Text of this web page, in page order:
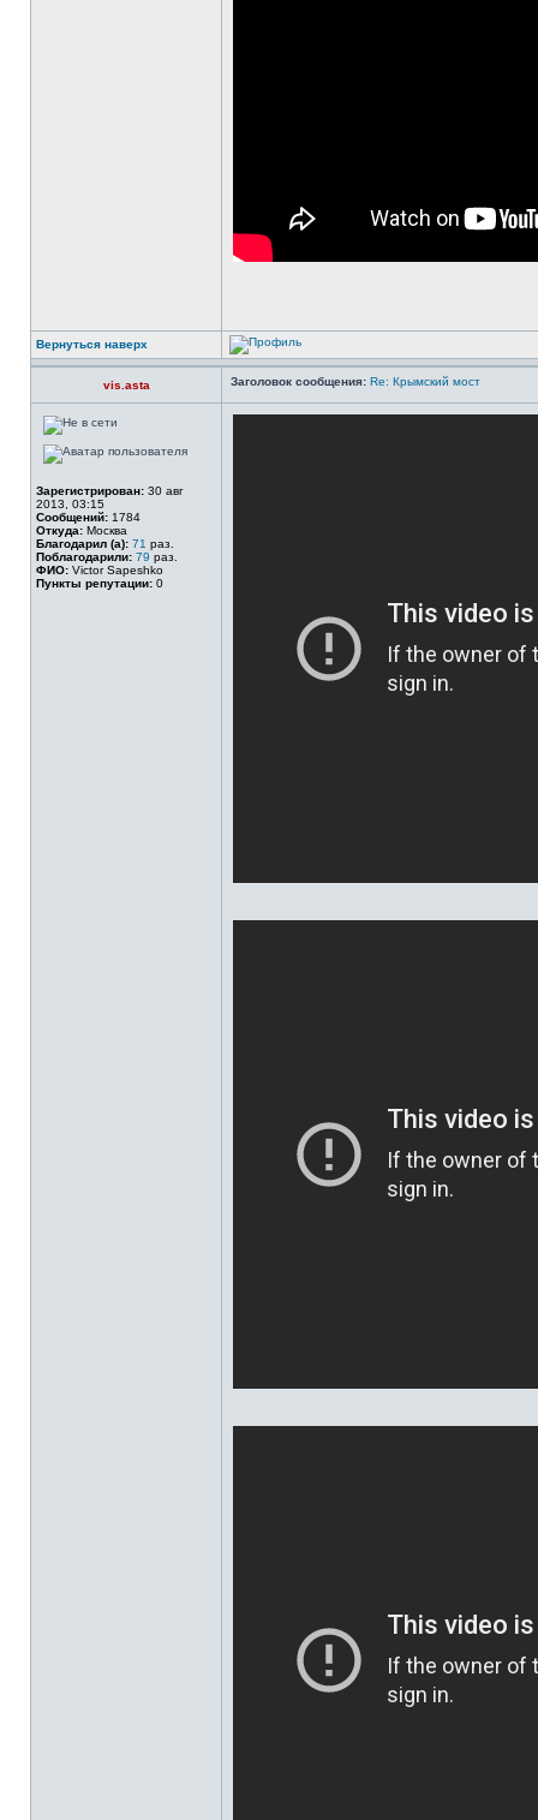
Вернуться наверх
vis.asta Заголовок сообщения: Re: Крымский мост
Зарегистрирован: 30 авг
2013, 03:15
Сообщений: 1784
Откуда: Москва
Благодарил (а): 71 раз.
Поблагодарили: 79 раз.
ФИО: Victor Sapeshko
Пункты репутации: 0